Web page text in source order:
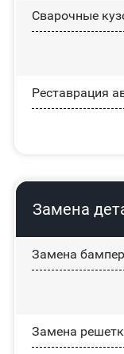
Сварочные
Реставрация
Замена
Замена
Замена